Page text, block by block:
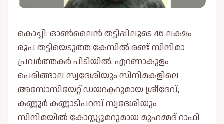
കൊച്ചി: ഓൺലൈൻ തട്ടിപ്പിലൂടെ 46 ലക്ഷം
രൂപ തട്ടിയെടുത്ത കേസിൽ രണ്ട് സിനിമാ
പ്രവർത്തകർ പിടിയിൽ. എറണാകുളം
പെരിങ്ങാല സ്വദേശിയും സിനിമകളിലെ
അസോസിയേറ്റ് ഡയറക്ടറുമായ ശ്രീദേവ്,
കണ്ണൂർ കണ്ണാടിപറമ്പ് സ്വദേശിയും
സിനിമയിൽ കോസ്റ്റ്യൂമറുമായ മുഹമ്മദ് റാഫി